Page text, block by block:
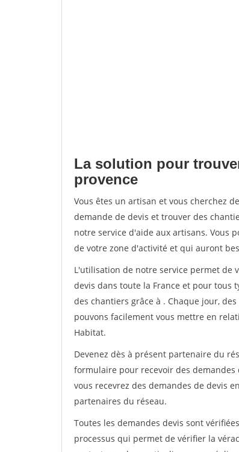
La solution pour
provence
Vous êtes un artisan et vous cherchez
demande de devis et trouver des
notre service d'aide aux artisans. Vous
de votre zone d'activité et qui auront
L'utilisation de notre service permet de
devis dans toute la France et pour tous
des chantiers grâce à . Chaque jour,
pouvons facilement vous mettre en
Habitat.
Devenez dès à présent partenaire du
formulaire pour recevoir des
vous recevrez des demandes de devis
partenaires du réseau.
Toutes les demandes devis sont
processus qui permet de vérifier la